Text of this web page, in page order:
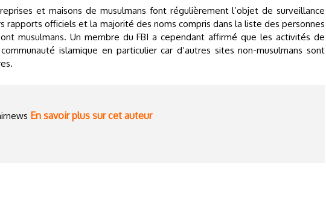
et maisons de musulmans font régulièrement l’objet de surveillance
rapports officiels et la majorité des noms compris dans la liste des personnes
musulmans. Un membre du FBI a cependant affirmé que les activités de
islamique en particulier car d’autres sites non-musulmans sont
En savoir plus sur cet auteur